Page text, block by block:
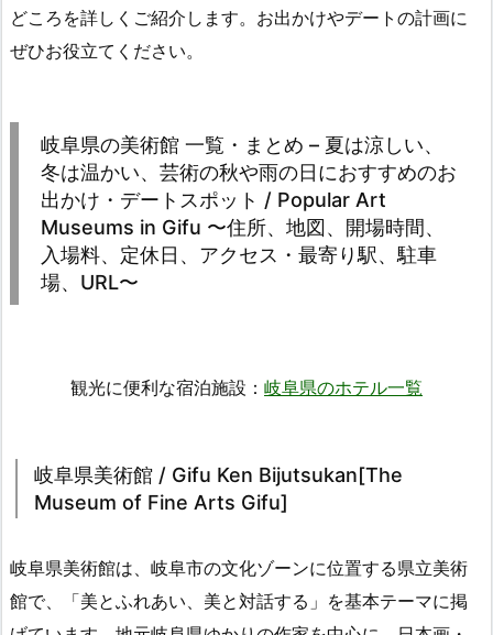
どころを詳しくご紹介します。お出かけやデートの計画に
ぜひお役立てください。
岐阜県の美術館 一覧・まとめ – 夏は涼しい、
冬は温かい、芸術の秋や雨の日におすすめのお
出かけ・デートスポット / Popular Art
Museums in Gifu 〜住所、地図、開場時間、
入場料、定休日、アクセス・最寄り駅、駐車
場、URL〜
観光に便利な宿泊施設： 岐阜県のホテル一覧
岐阜県美術館 / Gifu Ken Bijutsukan[The
Museum of Fine Arts Gifu]
岐阜県美術館は、岐阜市の文化ゾーンに位置する県立美術
館で、「美とふれあい、美と対話する」を基本テーマに掲